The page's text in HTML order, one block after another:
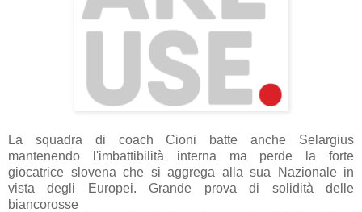
La squadra di coach Cioni batte anche Selargius
mantenendo l'imbattibilità interna ma perde la forte
giocatrice slovena che si aggrega alla sua Nazionale in
vista degli Europei. Grande prova di solidità delle
biancorosse